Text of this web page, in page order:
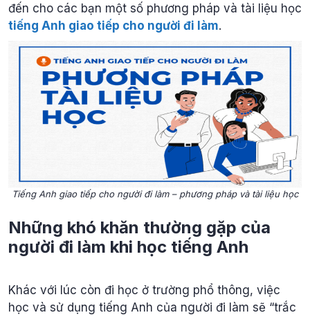
đến cho các bạn một số phương pháp và tài liệu học
tiếng Anh giao tiếp cho người đi làm.
Tiếng Anh giao tiếp cho người đi làm – phương pháp và tài liệu học
Những khó khăn thường gặp của
người đi làm khi học tiếng Anh
Khác với lúc còn đi học ở trường phổ thông, việc
học và sử dụng tiếng Anh của người đi làm sẽ “trắc